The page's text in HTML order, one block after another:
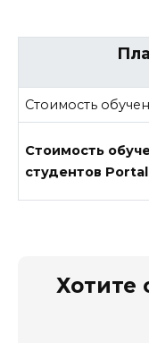
Стоимость
Стоимость
студентов
Хотите